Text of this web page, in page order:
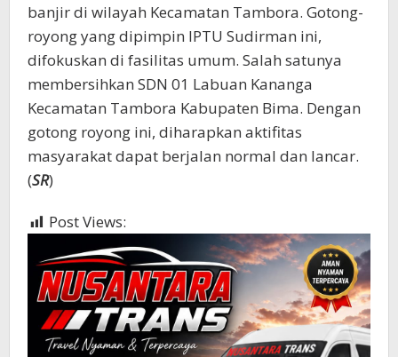
banjir di wilayah Kecamatan Tambora. Gotong-
royong yang dipimpin IPTU Sudirman ini,
difokuskan di fasilitas umum. Salah satunya
membersihkan SDN 01 Labuan Kananga
Kecamatan Tambora Kabupaten Bima. Dengan
gotong royong ini, diharapkan aktifitas
masyarakat dapat berjalan normal dan lancar.
(SR)
Post Views: